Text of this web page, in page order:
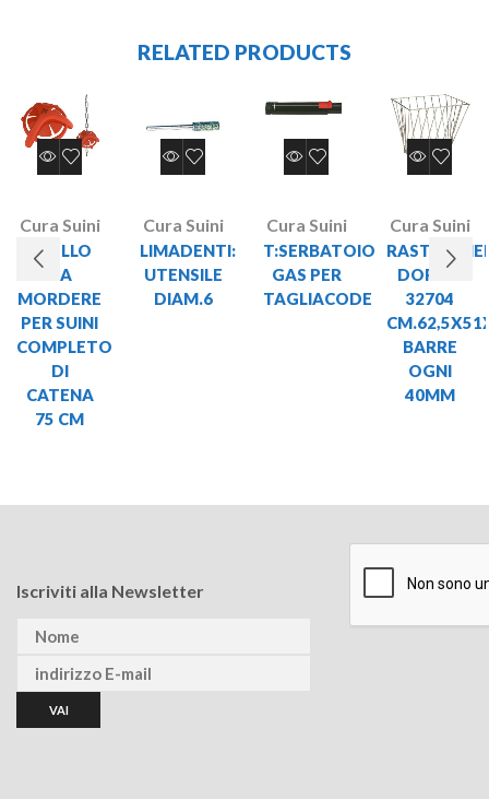
RELATED PRODUCTS
Cura Suini
ANELLO
DA
MORDERE
PER SUINI
COMPLETO
DI
CATENA
75 CM
Cura Suini
LIMADENTI:
UTENSILE
DIAM.6
Cura Suini
T:SERBATOIO
GAS PER
TAGLIACODE
Cura Suini
DOPPIA
32704
BARRE
OGNI
40MM
Iscriviti alla Newsletter